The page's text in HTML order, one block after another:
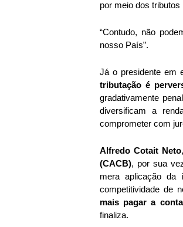
por meio dos
“Contudo, não
nosso País”.
Já o presidente em
tributação é
gradativamente
diversificam a
comprometer com
Alfredo Cotait Neto
(CACB), por sua
mera aplicação da
competitividade de
mais pagar a conta
finaliza.